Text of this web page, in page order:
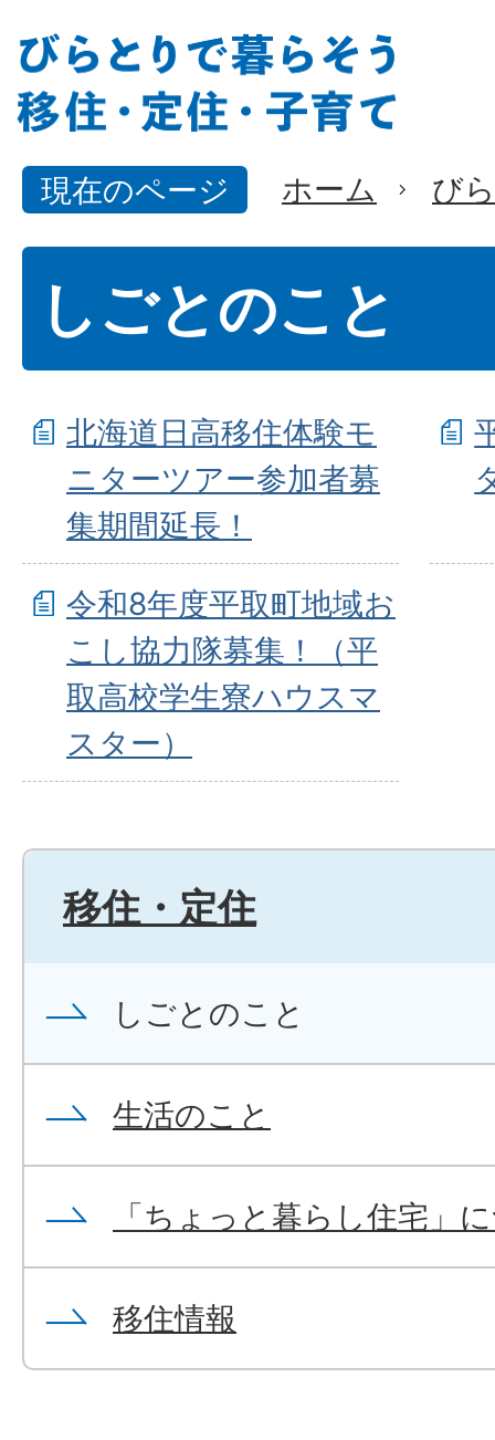
現在のページ ホーム び
しごとのこと
北海道日高移住体験モ
ニターツアー参加者募
集期間延長！
令和8年度平取町地域お
こし協力隊募集！（平
取高校学生寮ハウスマ
スター）
移住・定住
しごとのこと
生活のこと
「ちょっと暮らし住宅」
移住情報